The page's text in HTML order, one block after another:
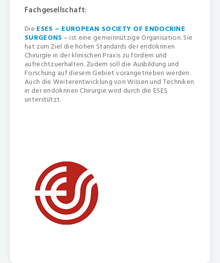
Fachgesellschaft:
Die ESES – EUROPEAN SOCIETY OF ENDOCRINE
SURGEONS – ist eine gemeinnützige Organisation. Sie
hat zum Ziel die hohen Standards der endokrinen
Chirurgie in der klinischen Praxis zu fördern und
aufrechtzuerhalten. Zudem soll die Ausbildung und
Forschung auf diesem Gebiet vorangetrieben werden.
Auch die Weiterentwicklung von Wissen und Techniken
in der endokrinen Chirurgie wird durch die ESES
unterstützt.